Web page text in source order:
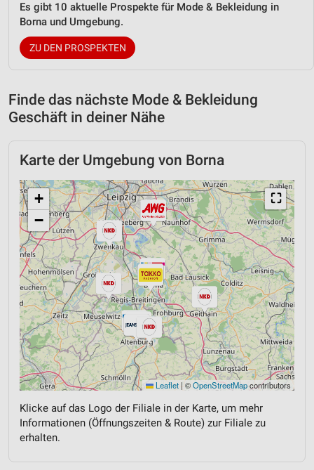
Es gibt 10 aktuelle Prospekte für Mode & Bekleidung in
Borna und Umgebung.
ZU DEN PROSPEKTEN
Finde das nächste Mode & Bekleidung
Geschäft in deiner Nähe
Karte der Umgebung von Borna
⛶
+
−
Leaflet | ©OpenStreetMapcontributors
Klicke auf das Logo der Filiale in der Karte, um mehr
Informationen (Öffnungszeiten & Route) zur Filiale zu
erhalten.